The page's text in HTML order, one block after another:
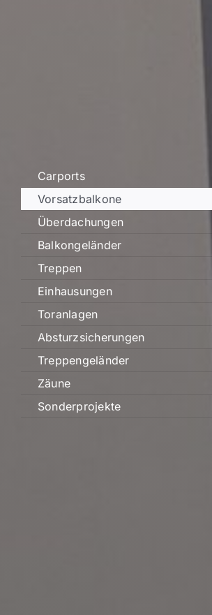
Carports
Vorsatzbalkone
Überdachungen
Balkongeländer
Treppen
Einhausungen
Toranlagen
Absturzsicherungen
Treppengeländer
Zäune
Sonderprojekte